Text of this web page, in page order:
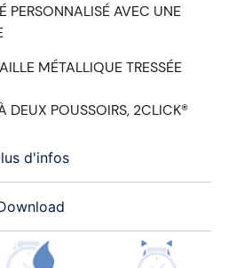
d'infos
PERSONNALISÉ AVEC UNE
MÉTALLIQUE TRESSÉE
DEUX POUSSOIRS, 2CLICK®